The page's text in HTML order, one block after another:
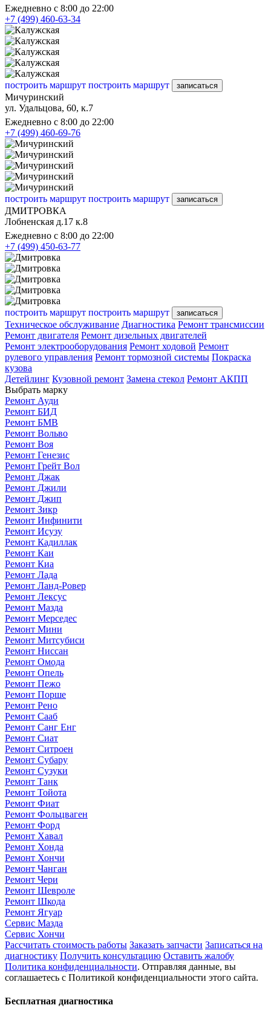
Ежедневно с 8:00 до 22:00
+7 (499) 460-63-34
построить маршрут построить маршрут записаться
Мичуринский
ул. Удальцова, 60, к.7
Ежедневно с 8:00 до 22:00
+7 (499) 460-69-76
построить маршрут построить маршрут записаться
ДМИТРОВКА
Лобненская д.17 к.8
Ежедневно с 8:00 до 22:00
+7 (499) 450-63-77
построить маршрут построить маршрут записаться
Техническое обслуживание Диагностика Ремонт трансмиссии
Ремонт двигателя Ремонт дизельных двигателей
Ремонт электрооборудования Ремонт ходовой Ремонт
рулевого управления Ремонт тормозной системы Покраска
кузова
Детейлинг Кузовной ремонт Замена стекол Ремонт АКПП
Выбрать марку
Ремонт Ауди
Ремонт БИД
Ремонт БМВ
Ремонт Вольво
Ремонт Воя
Ремонт Генезис
Ремонт Грейт Вол
Ремонт Джак
Ремонт Джили
Ремонт Джип
Ремонт Зикр
Ремонт Инфинити
Ремонт Исузу
Ремонт Кадиллак
Ремонт Каи
Ремонт Киа
Ремонт Лада
Ремонт Ланд-Ровер
Ремонт Лексус
Ремонт Мазда
Ремонт Мерседес
Ремонт Мини
Ремонт Митсубиси
Ремонт Ниссан
Ремонт Омода
Ремонт Опель
Ремонт Пежо
Ремонт Порше
Ремонт Рено
Ремонт Сааб
Ремонт Санг Енг
Ремонт Сиат
Ремонт Ситроен
Ремонт Субару
Ремонт Сузуки
Ремонт Танк
Ремонт Тойота
Ремонт Фиат
Ремонт Фольцваген
Ремонт Форд
Ремонт Хавал
Ремонт Хонда
Ремонт Хончи
Ремонт Чанган
Ремонт Чери
Ремонт Шевроле
Ремонт Шкода
Ремонт Ягуар
Сервис Мазда
Сервис Хончи
Рассчитать стоимость работы Заказать запчасти Записаться на
диагностику Получить консультацию Оставить жалобу
Политика конфиденциальности. Отправляя данные, вы
соглашаетесь с Политикой конфиденциальности этого сайта.
Бесплатная диагностика